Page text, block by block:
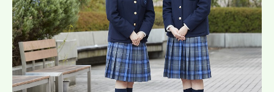
学校からのお知らせ
学校HP最新情報